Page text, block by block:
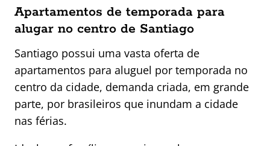
Apartamentos de temporada para
alugar no centro de Santiago
Santiago possui uma vasta oferta de
apartamentos para aluguel por temporada no
centro da cidade, demanda criada, em grande
parte, por brasileiros que inundam a cidade
nas férias.